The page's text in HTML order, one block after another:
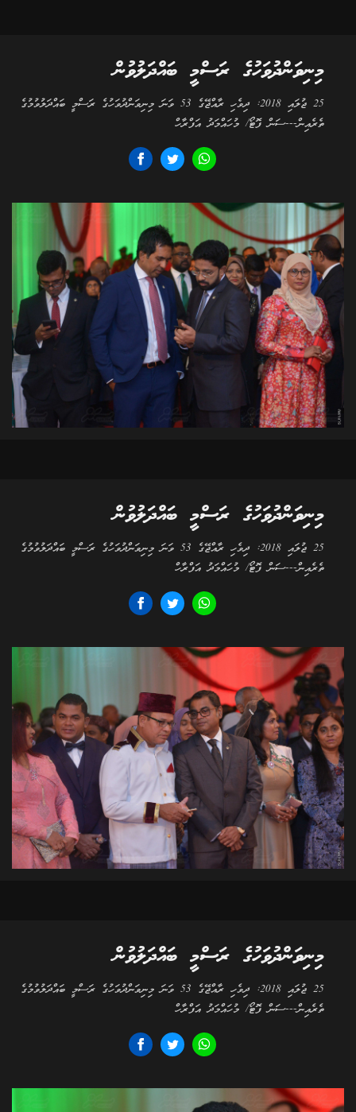
މިނިވަންދުވަހުގެ ރަސްމީ ބައްދަލުވުން
25 ޖުލައި 2018: ދިވެހި ރާއްޖޭގެ 53 ވަނަ މިނިވަންދުވަހުގެ ރަސްމީ ބައްދަލުވުމުގެ
ތެރެއިން---ސަން ފޮޓޯ/ މުހައްމަދު އަފްރާހް
މިނިވަންދުވަހުގެ ރަސްމީ ބައްދަލުވުން
25 ޖުލައި 2018: ދިވެހި ރާއްޖޭގެ 53 ވަނަ މިނިވަންދުވަހުގެ ރަސްމީ ބައްދަލުވުމުގެ
ތެރެއިން---ސަން ފޮޓޯ/ މުހައްމަދު އަފްރާހް
މިނިވަންދުވަހުގެ ރަސްމީ ބައްދަލުވުން
25 ޖުލައި 2018: ދިވެހި ރާއްޖޭގެ 53 ވަނަ މިނިވަންދުވަހުގެ ރަސްމީ ބައްދަލުވުމުގެ
ތެރެއިން---ސަން ފޮޓޯ/ މުހައްމަދު އަފްރާހް